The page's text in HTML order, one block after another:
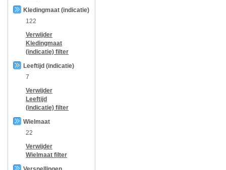
Kledingmaat (indicatie)
122
Verwijder
Kledingmaat
(indicatie) filter
Leeftijd (indicatie)
7
Verwijder
Leeftijd
(indicatie) filter
Wielmaat
22
Verwijder
Wielmaat filter